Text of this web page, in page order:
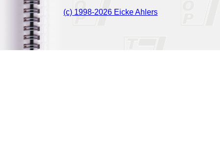
(c) 1998-2026 Eicke Ahlers